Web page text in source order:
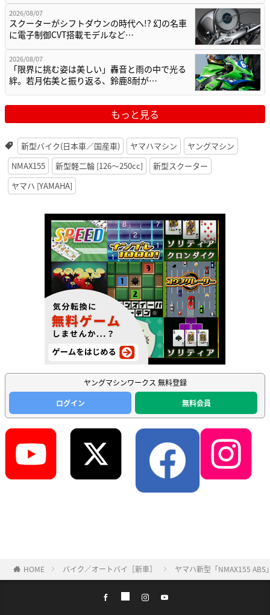
2026/08/07
スクーターがシフトダウンの時代へ!? 幻の名車
に電子制御CVT搭載モデルなど…
2026/08/07
「限界に挑む姿は美しい」轟音と雨の中で光る
絆。若月佑美と振り返る、鈴鹿8耐が…
もっと見る
新型バイク(日本車／国産車) ヤマハマシン
ヤングマシン
NMAX155
新型軽二輪 [126〜250cc]
新型スクーター
ヤマハ [YAMAHA]
ヤングマシンワークス 無料登録
ログイン
無料会員
HOME バイク／オートバイ［新車］ ヤマハ新型「NMAX155